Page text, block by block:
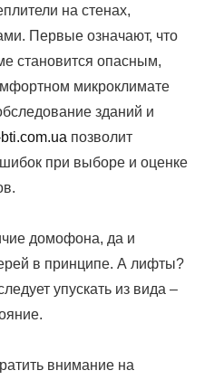
на стенах,
Первые означают, что
становится опасным,
микроклимате
зданий и
позволит
при выборе и оценке
домофона, да и
в принципе. А лифты?
упускать из вида –
внимание на